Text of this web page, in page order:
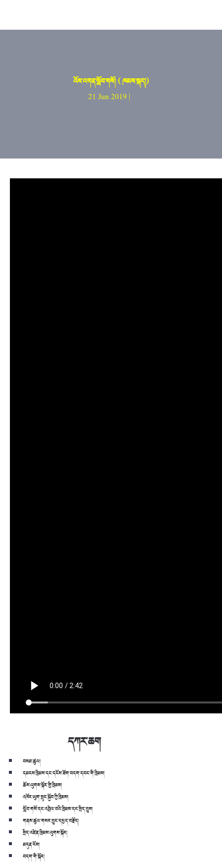
འོས་འགན་སློབ་གསོ། ( ཁམས་སྐད།)
21 Jun 2019 |
དཀར་ཆག
བསམ་ཚུལ།
དམངས་ཁྲིམས་དང་དངོས་ཟོག་བདག་དབང་གི་ཁྲིམས།
ཆོས་ལུགས་སྐོར་གྱི་ཁྲིམས།
འཁོར་ཡུག་སྲུང་སྐྱོབ་ཀྱི་ཁྲིམས།
སློབ་གསོ་དང་འབྲེལ་བའི་ཁྲིམས་དང་སྲིད་བྱུས།
གནས་ཚུལ་གསར་བྱུང་དཔྱད་བརྗོད།
སྲིད་འཛིན་ཁྲིམས་ལུགས་སྐོར།
མདུན་ངོས།
བདག་གི་སྐོར།